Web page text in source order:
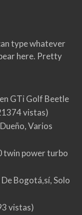
type whatever
here. Pretty
GTi Golf Beetle
vistas)
Varios
twin power turbo
Bogotá,sí, Solo
vistas)